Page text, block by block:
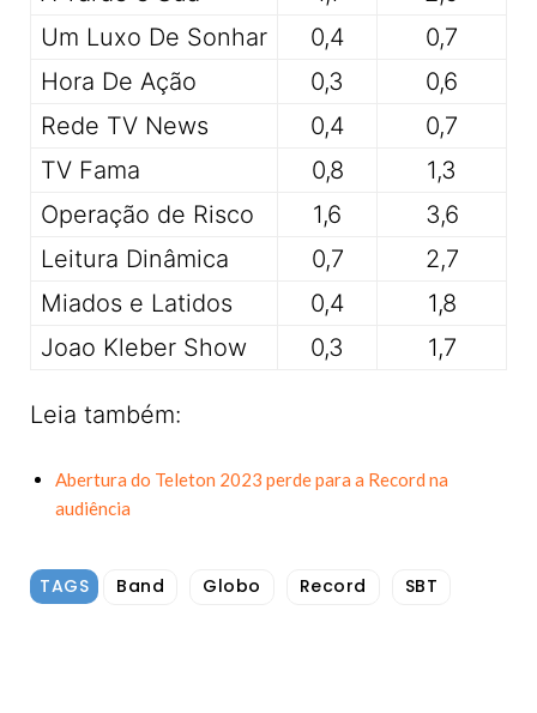
Um Luxo De Sonhar
0,4
0,7
Hora De Ação
0,3
0,6
Rede TV News
0,4
0,7
TV Fama
0,8
1,3
Operação de Risco
1,6
3,6
Leitura Dinâmica
0,7
2,7
Miados e Latidos
0,4
1,8
Joao Kleber Show
0,3 1,7
Leia também:
Abertura do Teleton 2023 perde para a Record na
audiência
TAGS Band Globo Record SBT